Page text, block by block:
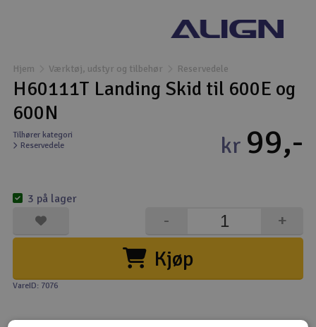
Droner til FPV
Fly
Helikopter
Modelbygg og byggesæt
Modeljernbane
Motor & tilbehør
Hjem Værktøj, udstyr og tilbehør Reservedele
H60111T Landing Skid til 600E og
600N
Tilhører kategori
Reservedele
kr 99,-
Kjøp
+
-
3 på lager
VareID: 7076